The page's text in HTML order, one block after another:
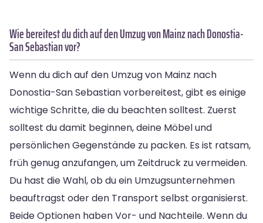
Wie bereitest du dich auf den Umzug von Mainz nach Donostia-
San Sebastian vor?
Wenn du dich auf den Umzug von Mainz nach
Donostia-San Sebastian vorbereitest, gibt es einige
wichtige Schritte, die du beachten solltest. Zuerst
solltest du damit beginnen, deine Möbel und
persönlichen Gegenstände zu packen. Es ist ratsam,
früh genug anzufangen, um Zeitdruck zu vermeiden.
Du hast die Wahl, ob du ein Umzugsunternehmen
beauftragst oder den Transport selbst organisierst.
Beide Optionen haben Vor- und Nachteile. Wenn du